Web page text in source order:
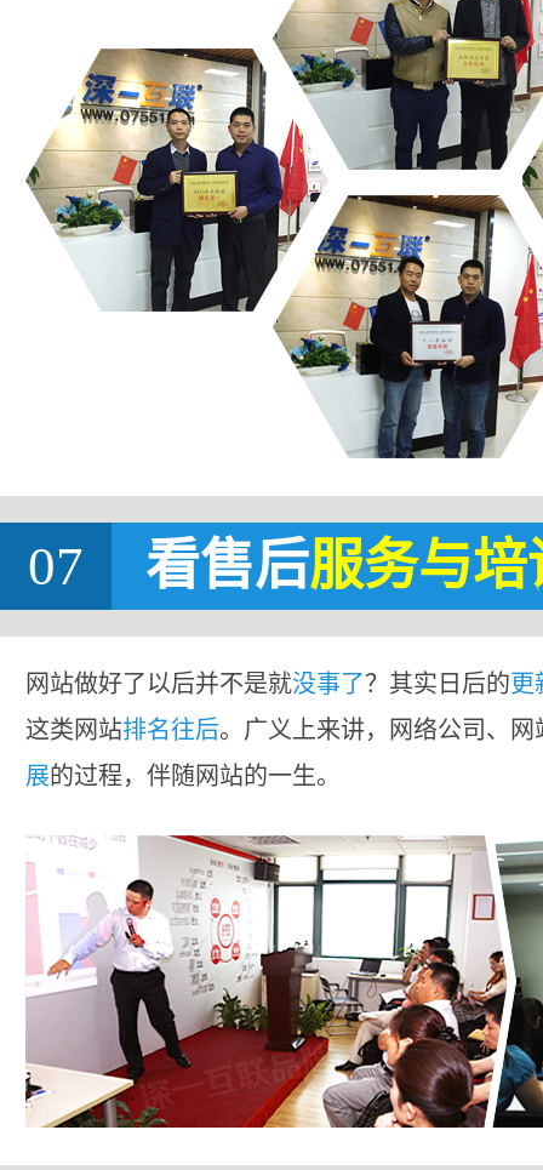
07 看售后服务与培
网站做好了以后并不是就没事了？其实日后的更
这类网站排名往后。广义上来讲，网络公司、
展的过程，伴随网站的一生。